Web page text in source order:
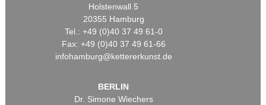
Holstenwall 5
20355 Hamburg
Tel.: +49 (0)40 37 49 61-0
Fax: +49 (0)40 37 49 61-66
infohamburg@kettererkunst.de
BERLIN
Dr. Simone Wiechers